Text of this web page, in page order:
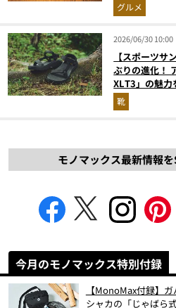
グルメ
2026/06/30 10:00
【スポーツサ
ぶりの進化！
XLT3」の魅力
解説！
靴
モノマックス最新情報を
今月のモノマックス特別付録
【MonoMax付録】
シャカの「じゃばら